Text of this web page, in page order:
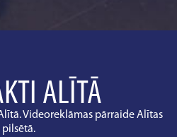
ALĪTĀ
Videoreklāmas pārraide Alītas
pilsētā.